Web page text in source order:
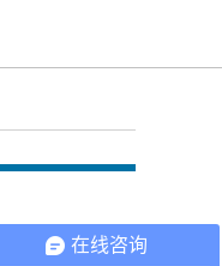
在线咨询